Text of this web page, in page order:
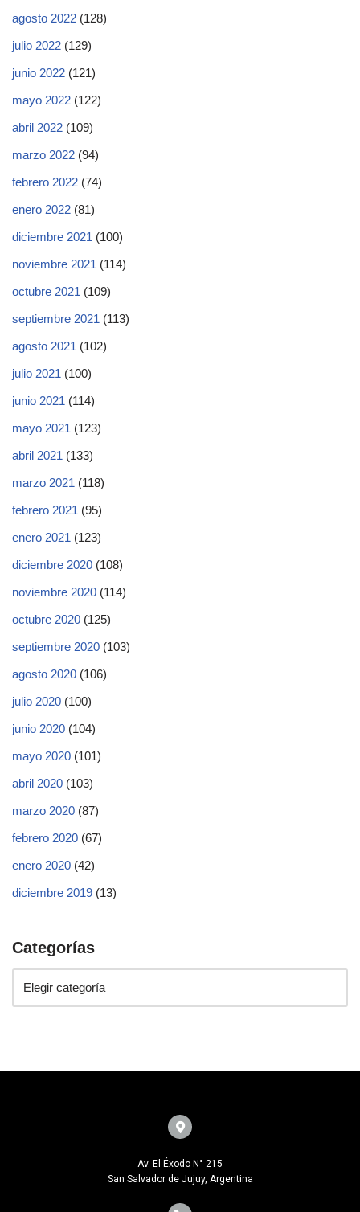
agosto 2022 (128)
julio 2022 (129)
junio 2022 (121)
mayo 2022 (122)
abril 2022 (109)
marzo 2022 (94)
febrero 2022 (74)
enero 2022 (81)
diciembre 2021 (100)
noviembre 2021 (114)
octubre 2021 (109)
septiembre 2021 (113)
agosto 2021 (102)
julio 2021 (100)
junio 2021 (114)
mayo 2021 (123)
abril 2021 (133)
marzo 2021 (118)
febrero 2021 (95)
enero 2021 (123)
diciembre 2020 (108)
noviembre 2020 (114)
octubre 2020 (125)
septiembre 2020 (103)
agosto 2020 (106)
julio 2020 (100)
junio 2020 (104)
mayo 2020 (101)
abril 2020 (103)
marzo 2020 (87)
febrero 2020 (67)
enero 2020 (42)
diciembre 2019 (13)
Categorías
Av. El Éxodo N° 215
San Salvador de Jujuy, Argentina